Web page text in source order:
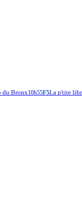
du Bronx10h55F5La p'tite